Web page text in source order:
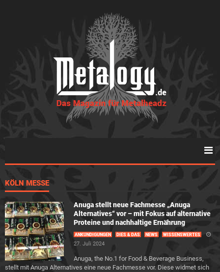
KÖLN MESSE
Anuga stellt neue Fachmesse „Anuga
Alternatives“ vor – mit Fokus auf alternative
Proteine und nachhaltige Ernährung
ANKÜNDIGUNGEN DIES & DAS NEWS WISSENSWERTES
27. Juli 2024
Anuga, the No.1 for Food & Beverage Business,
stellt mit Anuga Alternatives eine neue Fachmesse vor. Diese widmet sich